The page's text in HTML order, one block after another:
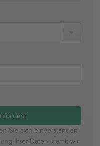
Sie sich einverstanden
Ihrer Daten, damit wir